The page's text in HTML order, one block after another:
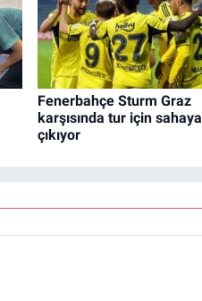
Fenerbahçe Sturm Graz
karşısında tur için sahaya
çıkıyor